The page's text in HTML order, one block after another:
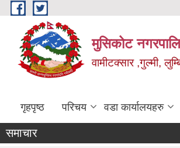
Skip to main content
मुसिकोट
वामीटक्सार ,गुल्मी,
गृहपृष्ठ परिचय वडा कार्यालयहरु
समाचार